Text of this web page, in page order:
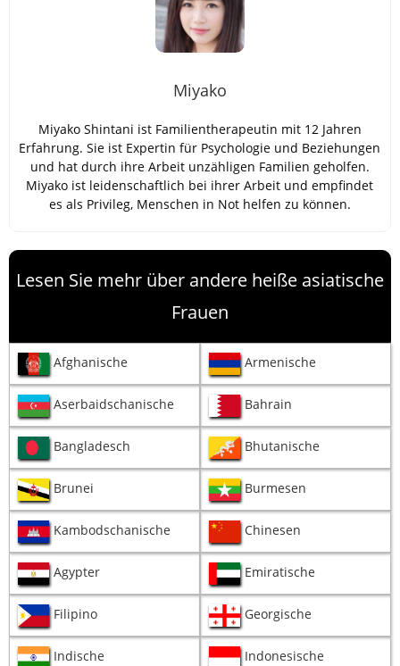
Miyako
Miyako Shintani ist Familientherapeutin mit 12 Jahren
Erfahrung. Sie ist Expertin für Psychologie und Beziehungen
und hat durch ihre Arbeit unzähligen Familien geholfen.
Miyako ist leidenschaftlich bei ihrer Arbeit und empfindet
es als Privileg, Menschen in Not helfen zu können.
Lesen Sie mehr über andere heiße asiatische
Frauen
Afghanische Armenische
Aserbaidschanische Bahrain
Bangladesch Bhutanische
Brunei Burmesen
Kambodschanische Chinesen
Agypter Emiratische
Filipino Georgische
Indische Indonesische